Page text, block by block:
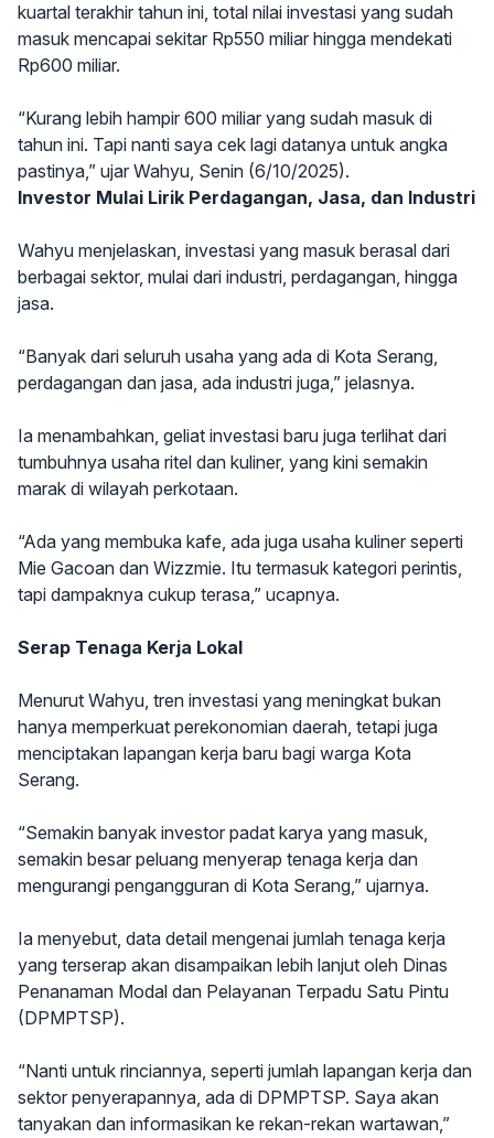
kuartal terakhir tahun ini, total nilai investasi yang sudah
masuk mencapai sekitar Rp550 miliar hingga mendekati
Rp600 miliar.
“Kurang lebih hampir 600 miliar yang sudah masuk di
tahun ini. Tapi nanti saya cek lagi datanya untuk angka
pastinya,” ujar Wahyu, Senin (6/10/2025).
Investor Mulai Lirik Perdagangan, Jasa, dan Industri
Wahyu menjelaskan, investasi yang masuk berasal dari
berbagai sektor, mulai dari industri, perdagangan, hingga
jasa.
“Banyak dari seluruh usaha yang ada di Kota Serang,
perdagangan dan jasa, ada industri juga,” jelasnya.
Ia menambahkan, geliat investasi baru juga terlihat dari
tumbuhnya usaha ritel dan kuliner, yang kini semakin
marak di wilayah perkotaan.
“Ada yang membuka kafe, ada juga usaha kuliner seperti
Mie Gacoan dan Wizzmie. Itu termasuk kategori perintis,
tapi dampaknya cukup terasa,” ucapnya.
Serap Tenaga Kerja Lokal
Menurut Wahyu, tren investasi yang meningkat bukan
hanya memperkuat perekonomian daerah, tetapi juga
menciptakan lapangan kerja baru bagi warga Kota
Serang.
“Semakin banyak investor padat karya yang masuk,
semakin besar peluang menyerap tenaga kerja dan
mengurangi pengangguran di Kota Serang,” ujarnya.
Ia menyebut, data detail mengenai jumlah tenaga kerja
yang terserap akan disampaikan lebih lanjut oleh Dinas
Penanaman Modal dan Pelayanan Terpadu Satu Pintu
(DPMPTSP).
“Nanti untuk rinciannya, seperti jumlah lapangan kerja dan
sektor penyerapannya, ada di DPMPTSP. Saya akan
tanyakan dan informasikan ke rekan-rekan wartawan,”